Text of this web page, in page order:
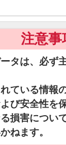
注意事
タは、必ず
ている情報
び安全性を
損害につい
ねます。